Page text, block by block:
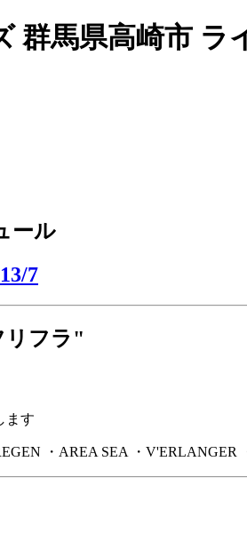
群馬県高崎市 ラ
ール
7
リフラ"
ます
・AREA SEA ・